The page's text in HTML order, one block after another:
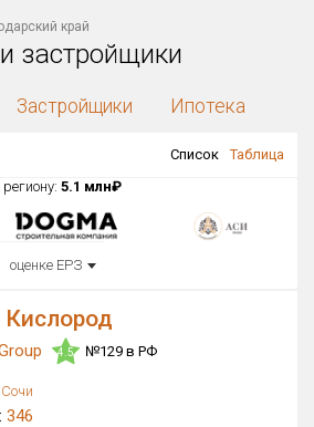
край
край
застройщики
Застройщики Ипотека
Список
Таблица
5.1 млн₽
оценке ЕРЗ
4.5 №129 в РФ
Сочи
346